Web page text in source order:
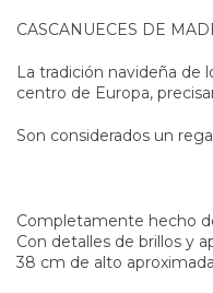
CASCANUECES DE
La tradición navideña de
centro de Europa,
Son considerados un
Completamente hecho
Con detalles de brillos y
38 cm de alto